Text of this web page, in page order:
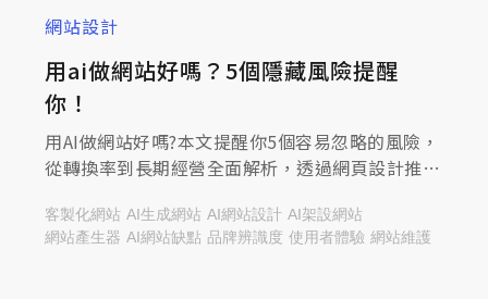
網站設計
用ai做網站好嗎？5個隱藏風險提醒
你！
用AI做網站好嗎?本文提醒你5個容易忽略的風險，
從轉換率到長期經營全面解析，透過網頁設計推薦
客製化網站 AI生成網站 AI網站設計 AI架設網站
網站產生器 AI網站缺點 品牌辨識度 使用者體驗 網站維護